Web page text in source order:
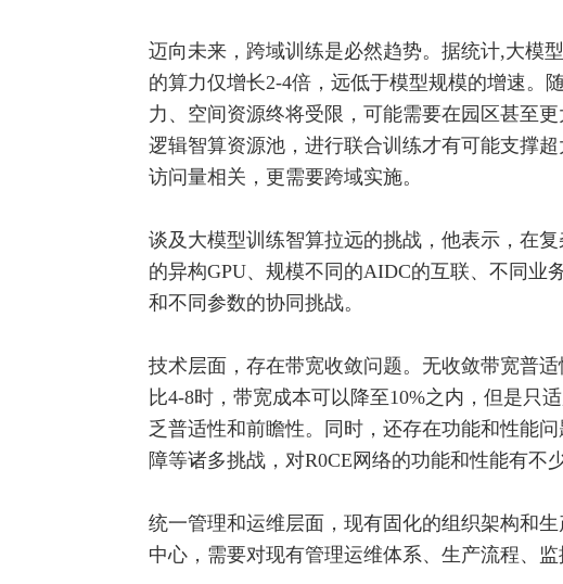
迈向未来，跨域训练是必然趋势。据统计,大模
的算力仅增长2-4倍，远低于模型规模的增速。
力、空间资源终将受限，可能需要在园区甚至
逻辑智算资源池，进行联合训练才有可能支撑
访问量相关，更需要跨域实施。
谈及大模型训练智算拉远的挑战，他表示，在
的异构GPU、规模不同的AIDC的互联、不同业
和不同参数的协同挑战。
技术层面，存在带宽收敛问题。无收敛带宽普
比4-8时，带宽成本可以降至10%之内，但是只
乏普适性和前瞻性。同时，还存在功能和性能
障等诸多挑战，对R0CE网络的功能和性能有不
统一管理和运维层面，现有固化的组织架构和
中心，需要对现有管理运维体系、生产流程、监